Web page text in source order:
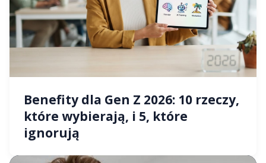
Benefity dla Gen Z 2026: 10 rzeczy,
które wybierają, i 5, które
ignorują